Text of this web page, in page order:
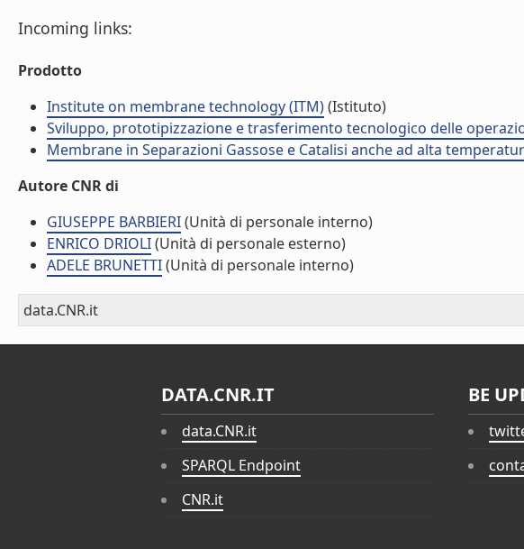
Incoming links:
Prodotto
Institute on membrane technology (ITM)(Istituto)
Sviluppo, prototipizzazione e trasferimento tecnologico delle
Membrane in Separazioni Gassose e Catalisi anche ad alta
Autore CNR di
GIUSEPPE BARBIERI(Unità di personale interno)
ENRICO DRIOLI(Unità di personale esterno)
ADELE BRUNETTI(Unità di personale interno)
data.CNR.it
DATA.CNR.IT
data.CNR.it
SPARQL Endpoint
CNR.it
BE